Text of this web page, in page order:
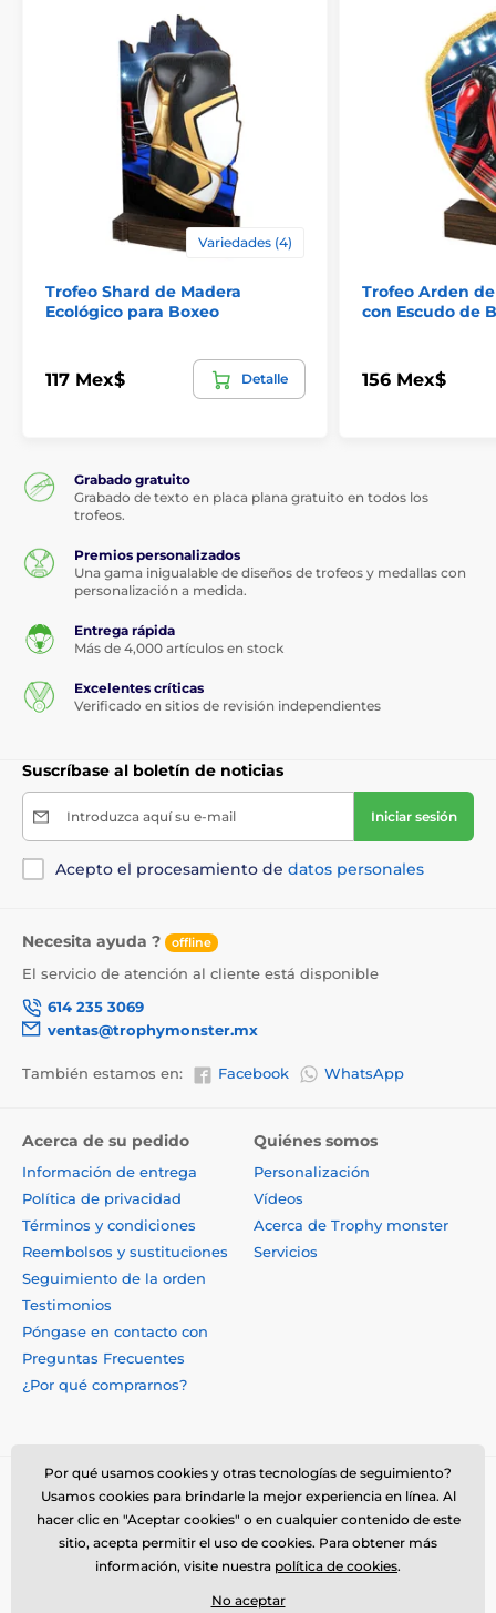
Variedades (4)
Trofeo Shard de Madera
Ecológico para Boxeo
117 Mex$ Detalle
Trofeo Arden
con Escudo de
156 Mex$
Grabado gratuito
Grabado de texto en placa plana gratuito en todos los
trofeos.
Premios personalizados
Una gama inigualable de diseños de trofeos y medallas con
personalización a medida.
Entrega rápida
Más de 4,000 artículos en stock
Excelentes críticas
Verificado en sitios de revisión independientes
Suscríbase al boletín de noticias
Introduzca aquí su e-mail Iniciar sesión
Acepto el procesamiento de datos personales
Necesita ayuda ? offline
El servicio de atención al cliente está disponible
614 235 3069
ventas@trophymonster.mx
También estamos en: Facebook WhatsApp
Acerca de su pedido
Información de entrega
Política de privacidad
Términos y condiciones
Reembolsos y sustituciones
Seguimiento de la orden
Testimonios
Póngase en contacto con
Preguntas Frecuentes
¿Por qué comprarnos?
Quiénes somos
Personalización
Vídeos
Acerca de Trophy monster
Servicios
Por qué usamos cookies y otras tecnologías de seguimiento?
Usamos cookies para brindarle la mejor experiencia en línea. Al
hacer clic en "Aceptar cookies" o en cualquier contenido de este
sitio, acepta permitir el uso de cookies. Para obtener más
información, visite nuestra política de cookies.
No aceptar